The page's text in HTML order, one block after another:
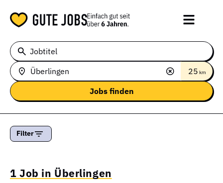
Jobtitel
25 km
Filter
1 Job in Überlingen